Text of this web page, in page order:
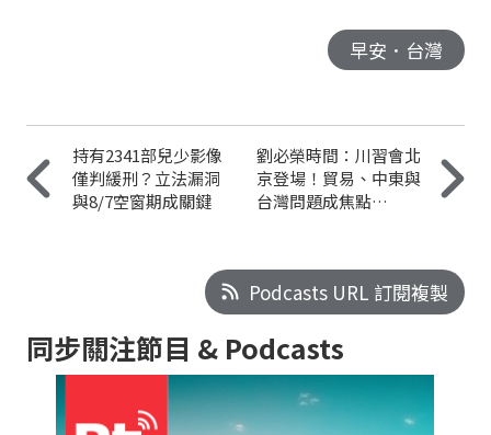
早安．台灣
持有2341部兒少影像
僅判緩刑？立法漏洞
與8/7空窗期成關鍵
劉必榮時間：川習會北
京登場！貿易、中東與
台灣問題成焦點…
Podcasts URL 訂閱複製
同步關注節目 & Podcasts